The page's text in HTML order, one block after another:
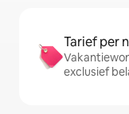
Tarief per
exclusief